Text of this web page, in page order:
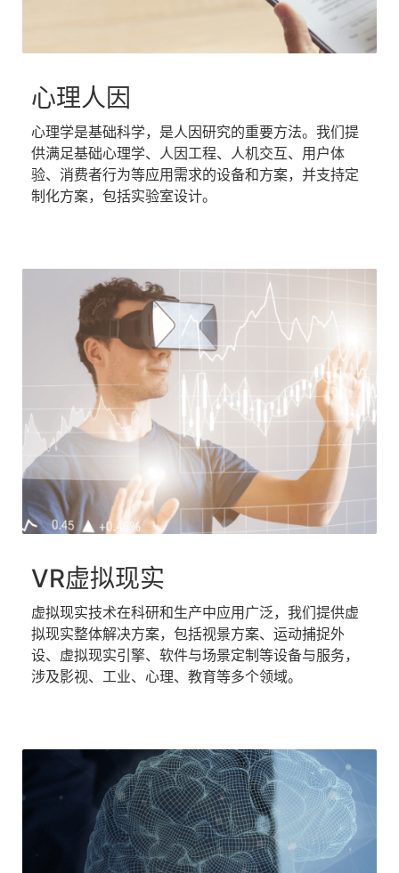
心理人因
心理学是基础科学，是人因研究的重要方法。我们提
供满足基础心理学、人因工程、人机交互、用户体
验、消费者行为等应用需求的设备和方案，并支持定
制化方案，包括实验室设计。
VR虚拟现实
虚拟现实技术在科研和生产中应用广泛，我们提供虚
拟现实整体解决方案，包括视景方案、运动捕捉外
设、虚拟现实引擎、软件与场景定制等设备与服务，
涉及影视、工业、心理、教育等多个领域。